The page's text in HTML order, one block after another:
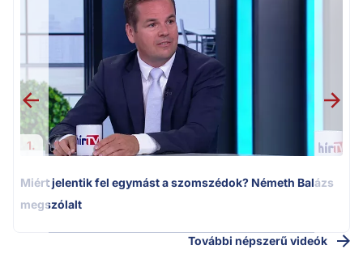
1.
Miért jelentik fel egymást a szomszédok? Németh Balázs
megszólalt
További népszerű videók